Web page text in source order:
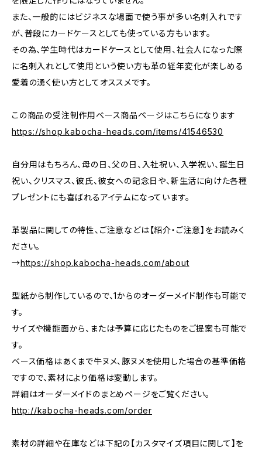
また、一般的にはビジネスな場面で使う事が多い名刺入れです
が、普段にカードケースとしても使っている方もいます。
その為、学生時代はカードケースとして使用、社会人になった際
に名刺入れとして使用という使い方も革の経年変化が楽しめる
愛着の湧く使い方としてオススメです。
この商品の受注制作用ベース商品ページはこちらになります
https://shop.kabocha-heads.com/items/41546530
自分用はもちろん、母の日、父の日、入社祝い、入学祝い、誕生日
祝い、クリスマス、彼氏、彼女への記念日や、新生活に向けた各種
プレゼントにも喜ばれるアイテムになっています。
革製品に関しての特性、ご注意などは【紹介・ご注意】をお読みく
ださい。
→https://shop.kabocha-heads.com/about
型紙から制作しているので、1からのオーダーメイド制作も可能で
す。
サイズや機能面から、または予算に応じたものをご提案も可能で
す。
ベース価格はあくまで牛ヌメ、豚ヌメを使用した場合の基準価格
ですので、素材により価格は変動します。
詳細はオーダーメイドのまとめページをご覧ください。
http://kabocha-heads.com/order
素材の詳細や在庫などは下記の【カスタマイズ項目に関して】を